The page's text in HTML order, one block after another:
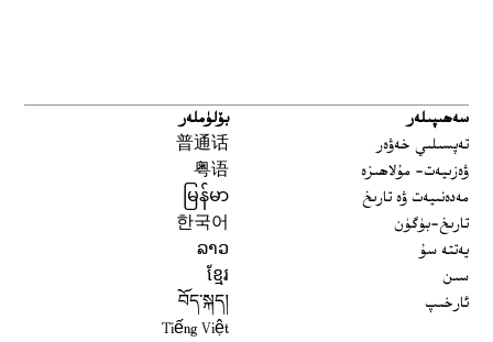
سەھىپىلەر
تەپسىلىي خەۋەر
ۋەزىيەت- مۇلاھىزە
مەدەنىيەت ۋە تارىخ
تارىخ-بۈگۈن
يەتتە سۇ
سىن
ئارخىپ
بۆلۈملەر
普通话
粤语
မြန်မာ
한국어
ລາວ
ខ្មែរ
བོད་སྐད།
Tiếng Việt